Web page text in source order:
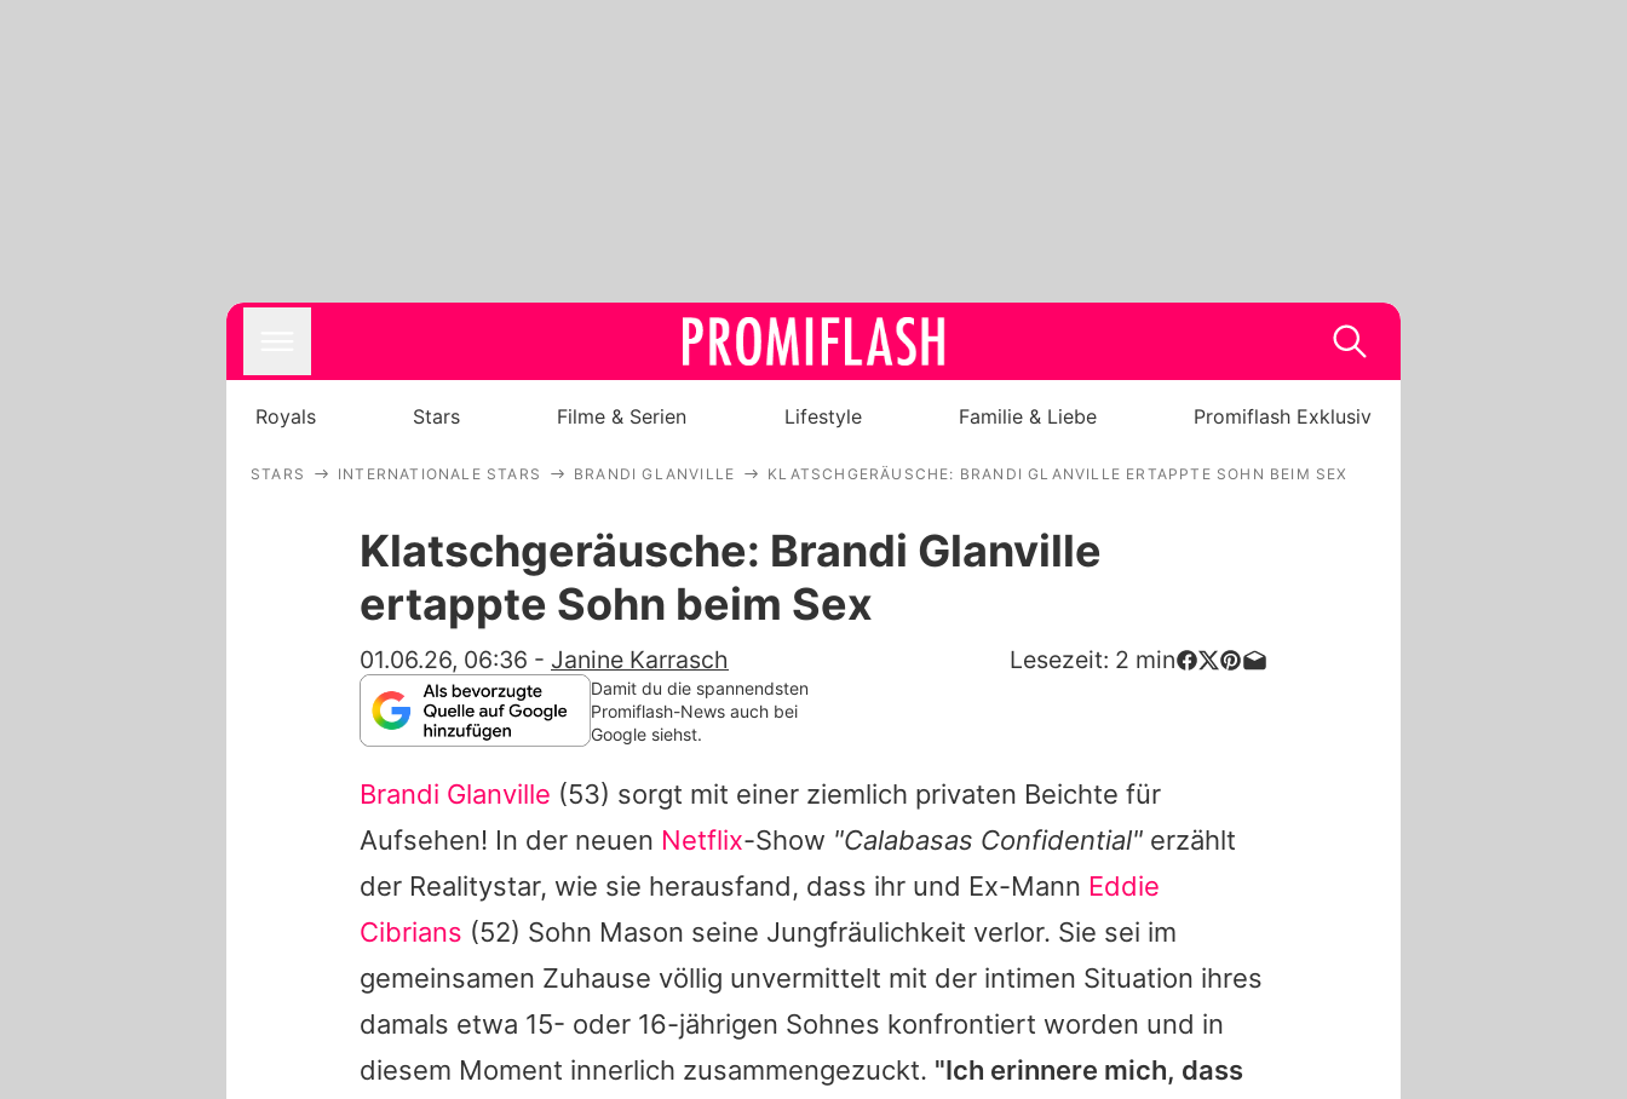
Royals
Stars
Filme & Serien
Familie & Liebe
Alle Themen auf Promiflash
App runterladen
Team
Redaktionelle Richtlinien
Impressum
Royals Stars Filme & Serien Lifestyle Familie & Liebe Promiflash Exklusiv
STARS INTERNATIONALE STARS BRANDI GLANVILLE KLATSCHGERÄUSCHE: BRANDI GLANVILLE ERTAPPTE SOHN BEIM SEX
Klatschgeräusche: Brandi Glanville
ertappte Sohn beim Sex
01.06.26, 06:36 - Janine Karrasch Lesezeit: 2 min
Damit du die spannendsten
Promiflash-News auch bei
Google siehst.
Brandi Glanville (53) sorgt mit einer ziemlich privaten Beichte für
Aufsehen! In der neuen Netflix-Show "Calabasas Confidential" erzählt
der Realitystar, wie sie herausfand, dass ihr und Ex-Mann Eddie
Cibrians (52) Sohn Mason seine Jungfräulichkeit verlor. Sie sei im
gemeinsamen Zuhause völlig unvermittelt mit der intimen Situation ihres
damals etwa 15- oder 16-jährigen Sohnes konfrontiert worden und in
diesem Moment innerlich zusammengezuckt. "Ich erinnere mich, dass